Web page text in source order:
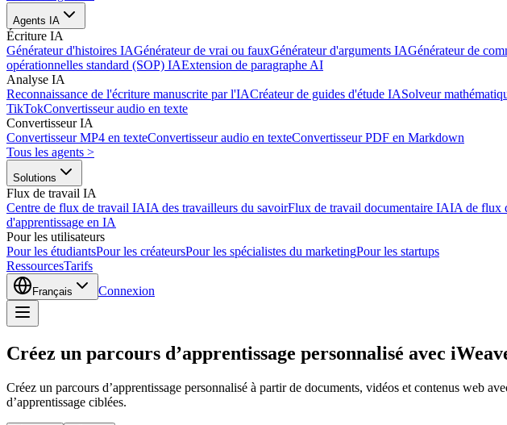
Agents IA
Écriture IA
Générateur d'histoires IAGénérateur de vrai ou fauxGénérateur d'arguments IAGénérateur de
opérationnelles standard (SOP) IAExtension de paragraphe AI
Analyse IA
Reconnaissance de l'écriture manuscrite par l'IACréateur de guides d'étude IASolveur
TikTokConvertisseur audio en texte
Convertisseur IA
Convertisseur MP4 en texteConvertisseur audio en texteConvertisseur PDF en Markdown
Tous les agents >
Solutions
Flux de travail IA
Centre de flux de travail IAIA des travailleurs du savoirFlux de travail documentaire IAIA de flux
d'apprentissage en IA
Pour les utilisateurs
Pour les étudiantsPour les créateursPour les spécialistes du marketingPour les startups
RessourcesTarifs
Français Connexion
Créez un parcours d’apprentissage personnalisé avec
Créez un parcours d’apprentissage personnalisé à partir de documents, vidéos et contenus web
d’apprentissage ciblées.